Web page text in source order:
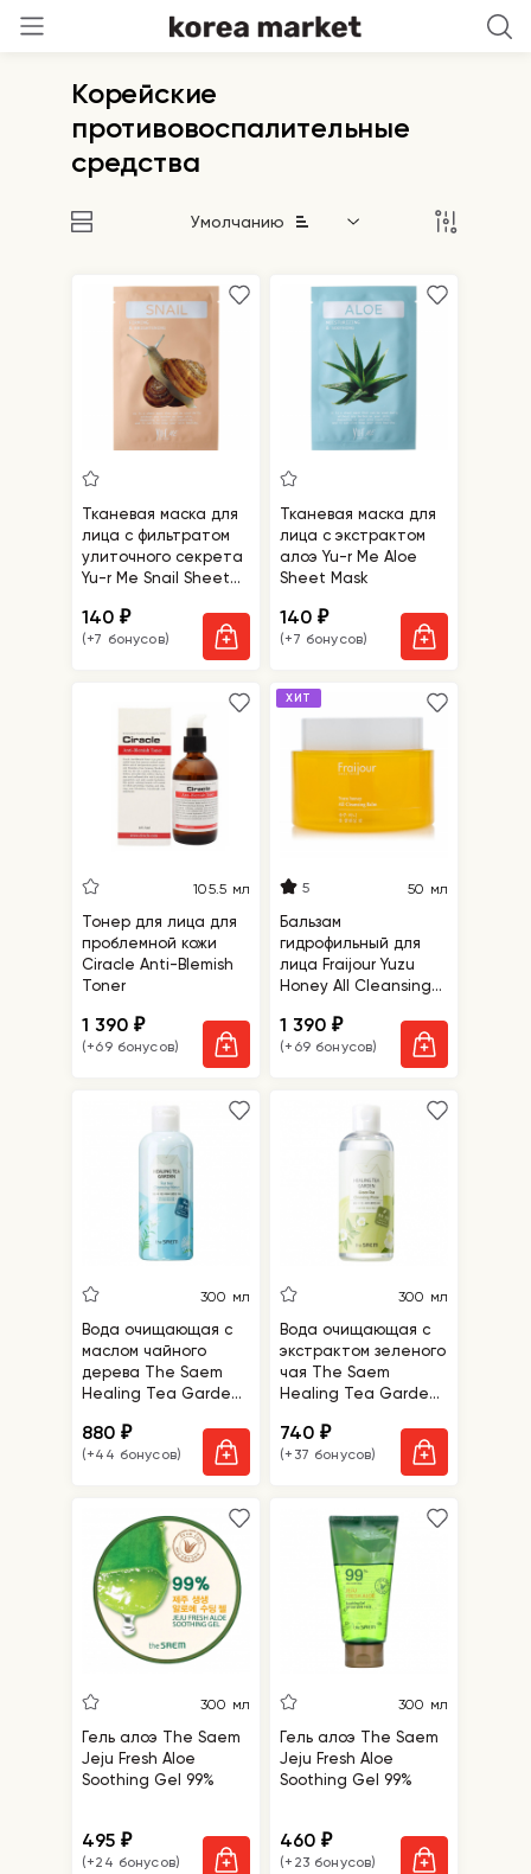
Корейские
противовоспалительные
средства
Умолчанию
Тканевая маска для
лица с фильтратом
улиточного секрета
Yu-r Me Snail Sheet
140₽
(+7 бонусов)
Тканевая маска для
лица с экстрактом
алоэ Yu-r Me Aloe
Sheet Mask
140₽
(+7 бонусов)
105.5 мл
Тонер для лица для
проблемной кожи
Ciracle Anti-Blemish
Toner
1 390₽
(+69 бонусов)
ХИТ
5 50 мл
Бальзам
гидрофильный для
лица Fraijour Yuzu
Honey All Cleansing
1 390₽
(+69 бонусов)
300 мл
Вода очищающая с
маслом чайного
дерева The Saem
Healing Tea Garden
Water
880₽
(+44 бонусов)
300 мл
Вода очищающая с
экстрактом зеленого
чая The Saem
Healing Tea Garden
Water
740₽
(+37 бонусов)
300 мл
Гель алоэ The Saem
Jeju Fresh Aloe
Soothing Gel 99%
495₽
(+24 бонусов)
300 мл
Гель алоэ The Saem
Jeju Fresh Aloe
Soothing Gel 99%
460₽
(+23 бонусов)